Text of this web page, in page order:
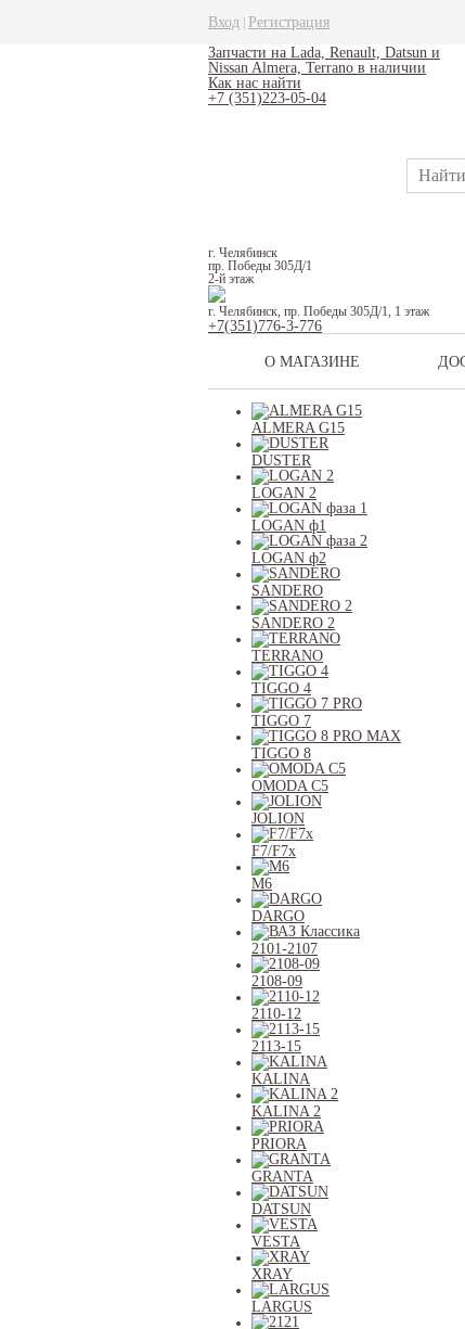
Вход Регистрация
Запчасти на Lada, Renault, Datsun и
Nissan Almera, Terrano в наличии
Как нас найти
+7 (351)223-05-04
г. Челябинск
пр. Победы 305Д/1
2-й этаж
г. Челябинск, пр. Победы 305Д/1, 1 этаж
+7(351)776-3-776
О МАГАЗИНЕ
ALMERA G15
DUSTER
LOGAN 2
LOGAN ф1
LOGAN ф2
SANDERO
SANDERO 2
TERRANO
TIGGO 4
TIGGO 7
TIGGO 8
OMODA C5
JOLION
F7/F7x
M6
DARGO
2101-2107
2108-09
2110-12
2113-15
KALINA
KALINA 2
PRIORA
GRANTA
DATSUN
VESTA
XRAY
LARGUS